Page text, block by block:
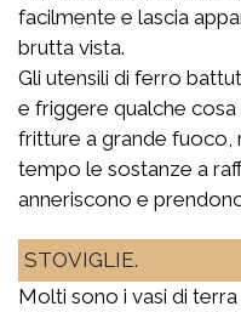
facilmente e lascia
brutta vista.
Gli utensili di ferro
e friggere qualche
fritture a grande fuoco,
tempo le sostanze a
anneriscono e
STOVIGLIE.
Molti sono i vasi di